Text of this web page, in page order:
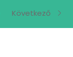
Következő